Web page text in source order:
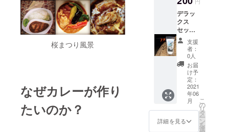
桜まつり風景
なぜカレーが作り
たいのか？
や、お
肉と合
わせて
食べた
い」と
いう方
は、箱
に同梱
してあ
るレシ
ピ集を
参考に
して、
様々な
種類の
カレー
受け
とった
日』
（学研
プラ
ス）、
2015年
『世界
で一番
たいせ
つなあ
なたへ-
ザー・
からの
ンダム
に選ん
だもの
が届き
ますの
で、お
楽しみ
に！
デラッ
クス
セッ
ト 打
田原の
真塩
250g、
水間製
糖の純
黒糖
500g、
RIEさん
のポス
トカー
ド10
支援
者：
0人
お届
け予
定：
2021
年06
月
詳細を見る
こ
の
リ
タ
ー
ン
を
選